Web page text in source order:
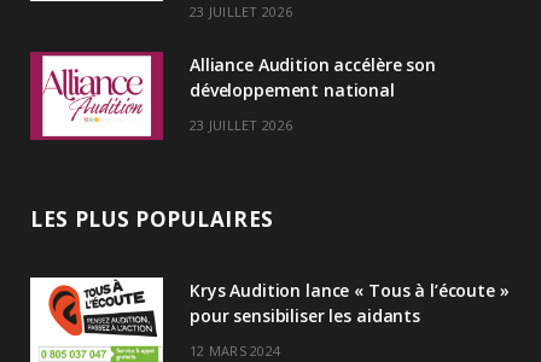
23 JUILLET 2026
Alliance Audition accélère son
développement national
23 JUILLET 2026
LES PLUS POPULAIRES
Krys Audition lance « Tous à l’écoute »
pour sensibiliser les aidants
12 MARS 2024